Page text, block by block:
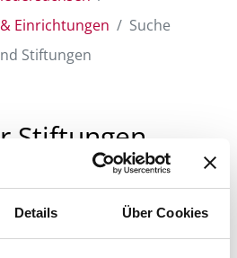
Details Über Cookies
Einrichtungen
Suche
Stiftungen
Stiftungen
Unterstützung für ein